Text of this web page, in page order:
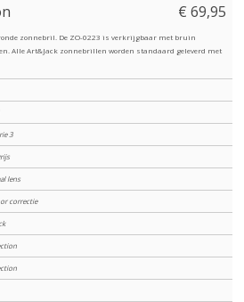
€ 69,95
zonnebril. De ZO-0223 is verkrijgbaar met bruin
Alle Art&Jack zonnebrillen worden standaard geleverd met
3
lens
correctie